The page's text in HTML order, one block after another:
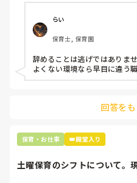
今で言う不適切保育も
仕方ないよね
もう何も言わずに
子どもの言いなりになればい
などいう意見で…
上の先生に相談することは難
最後の職場にしようと思って
辞めることは逃げ、と、過去
います
らい
保育士, 保育園
辞めることは逃げではありませ
よくない環境なら早目に違う
回答を
保育・お仕事 👑殿堂入り
土曜保育のシフトについて。